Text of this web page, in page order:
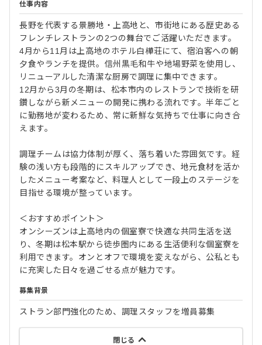
仕事内容
長野を代表する景勝地・上高地と、市街地にある歴史ある
フレンチレストランの2つの舞台でご活躍いただきます。
4月から11月は上高地のホテル白樺荘にて、宿泊客への朝
夕食やランチを提供。信州黒毛和牛や地場野菜を使用し、
リニューアルした清潔な厨房で調理に集中できます。
12月から3月の冬期は、松本市内のレストランで技術を研
鑽しながら新メニューの開発に携わる流れです。半年ごと
に勤務地が変わるため、常に新鮮な気持ちで仕事に向き合
えます。
調理チームは協力体制が厚く、落ち着いた雰囲気です。経
験の浅い方も段階的にスキルアップでき、地元食材を活か
したメニュー考案など、料理人として一段上のステージを
目指せる環境が整っています。
＜おすすめポイント＞
オンシーズンは上高地内の個室寮で快適な共同生活を送
り、冬期は松本駅から徒歩圏内にある生活便利な個室寮を
利用できます。オンとオフで環境を変えながら、公私とも
に充実した日々を過ごせる点が魅力です。
募集背景
ストラン部門強化のため、調理スタッフを増員募集
閉じる